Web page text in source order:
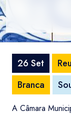
26 Set
Branca
A Câmara